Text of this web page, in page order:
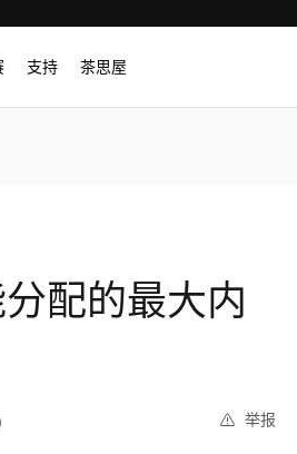
支持 茶思屋
配的最大内
举报